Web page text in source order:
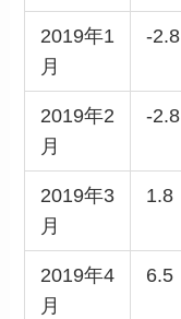
2019年1
月
-2.8
2019年2
月
-2.8
2019年3
月
1.8
2019年4
月
6.5